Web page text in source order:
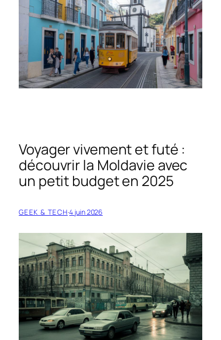
Voyager vivement et futé :
découvrir la Moldavie avec
un petit budget en 2025
GEEK & TECH·4 juin 2026